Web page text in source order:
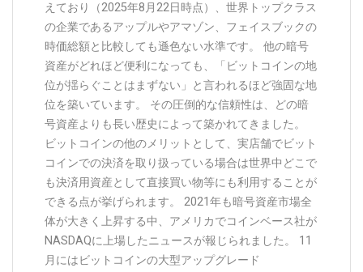
えており（2025年8月22日時点）、世界トップクラス
の企業であるアップルやアマゾン、フェイスブックの
時価総額と比較しても遜色ない水準です。 他の暗号
資産がどれほど便利になっても、「ビットコインの地
位が揺らぐことはまずない」と言われるほど強固な地
位を築いています。 その圧倒的な信頼性は、どの暗
号資産よりも長い歴史によって築かれてきました。
ビットコインの他のメリットとして、実店舗でビット
コインでの決済を取り扱っている場合は世界中どこで
も決済用資産として直接買い物等にも利用することが
できる点が挙げられます。 2021年も暗号資産市場全
体が大きく上昇する中、アメリカでコインベース社が
NASDAQに上場したニュースが報じられました。 11
月にはビットコインの大型アップグレード